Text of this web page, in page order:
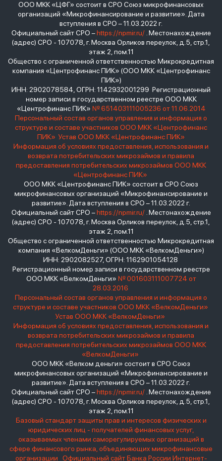
ООО МКК «ЦФГ» состоит в СРО Союз микрофинансовых
организаций «Микрофинансирование и развитие». Дата
вступления в СРО – 11.03.2022 г.
Официальный сайт СРО –https://npmir.ru/. Местонахождение
(адрес) СРО - 107078, г. Москва Орликов переулок, д.5, стр.1,
этаж 2, пом.11
Общество с ограниченной ответственностью Микрокредитная
компания «Центрофинанс ПИК» (ООО МКК «Центрофинанс
ПИК»)
ИНН: 2902078584, ОГРН: 1142932001299 Регистрационный
номер записи в государственном реестре ООО МКК
«Центрофинанс ПИК» № 651403111005236 от 11.06.2014
Персональный состав органов управления и информация о
структуре и составе участников ООО МКК «Центрофинанс
ПИК» Устав ООО МКК «Центрофинанс ПИК»
Информация об условиях предоставления, использования и
возврата потребительских микрозаймов и правила
предоставления потребительских микрозаймов ООО МКК
«Центрофинанс ПИК»
ООО МКК «Центрофинанс ПИК» состоит в СРО Союз
микрофинансовых организаций «Микрофинансирование и
развитие». Дата вступления в СРО – 11.03.2022 г.
Официальный сайт СРО –https://npmir.ru/. Местонахождение
(адрес) СРО - 107078, г. Москва Орликов переулок, д.5, стр.1,
этаж 2, пом.11
Общество с ограниченной ответственностью Микрокредитная
компания «ВелкомДеньги» (ООО МКК «ВелкомДеньги»)
ИНН: 2902082527, ОГРН: 1162901054128
Регистрационный номер записи в государственном реестре
ООО МКК «ВелкомДеньги» № 001603111007724 от
28.03.2016
Персональный состав органов управления и информация о
структуре и составе участников ООО МКК «ВелкомДеньги»
Устав ООО МКК «ВелкомДеньги»
Информация об условиях предоставления, использования и
возврата потребительских микрозаймов и правила
предоставления потребительских микрозаймов ООО МКК
«ВелкомДеньги»
ООО МКК «Велком деньги» состоит в СРО Союз
микрофинансовых организаций «Микрофинансирование и
развитие». Дата вступления в СРО – 11.03.2022 г.
Официальный сайт СРО –https://npmir.ru/. Местонахождение
(адрес) СРО - 107078, г. Москва Орликов переулок, д.5, стр.1,
этаж 2, пом.11
Базовый стандарт защиты прав и интересов физических и
юридических лиц - получателей финансовых услуг,
оказываемых членами саморегулируемых организаций в
сфере финансового рынка, объединяющих микрофинансовые
организации
Официальный сайт Банка России Интернет-